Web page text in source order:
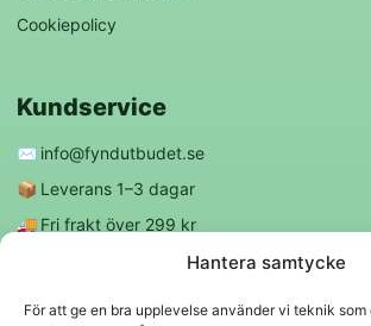
Hantera samtycke
För att ge en bra upplevelse använder vi teknik
Cookiepolicy
Kundservice
✉️ info@fyndutbudet.se
📦 Leverans 1–3 dagar
🚚 Fri frakt över 299 kr